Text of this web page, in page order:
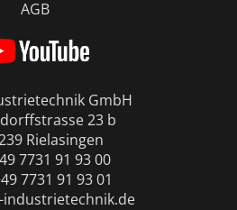
AGB
GmbH
23 b
Rielasingen
7731 91 93 00
7731 91 93 01
industrietechnik.de